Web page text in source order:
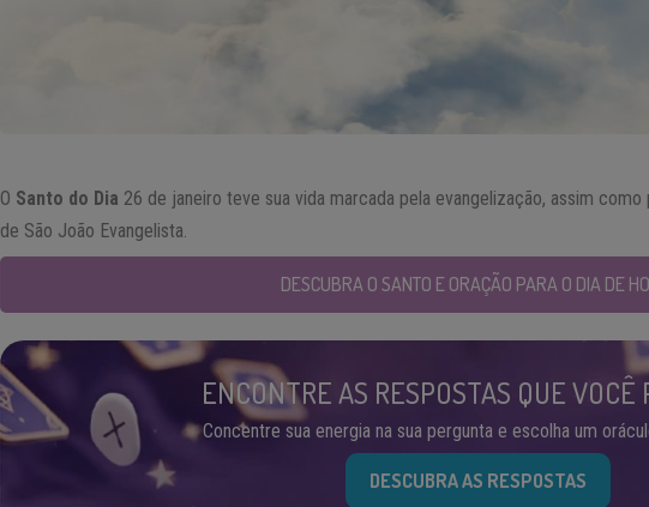
O Santo do Dia 26 de janeiro teve sua vida marcada pela evangelização, assim
de São João Evangelista.
DESCUBRA O SANTO E ORAÇÃO PARA O DIA DE
ENCONTRE AS RESPOSTAS QUE VOCÊ
Concentre sua energia na sua pergunta e escolha um
DESCUBRA AS RESPOSTAS